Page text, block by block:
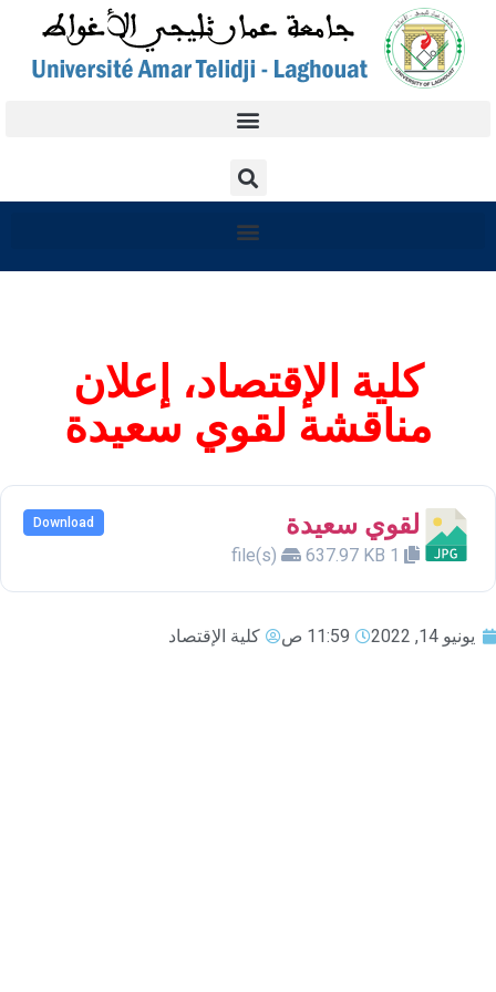
كلية الإقتصاد، إعلان
مناقشة لقوي سعيدة
لقوي سعيدة
637.97 KB
Download
يونيو 14, 2022 11:59 ص كلية الإقتصاد